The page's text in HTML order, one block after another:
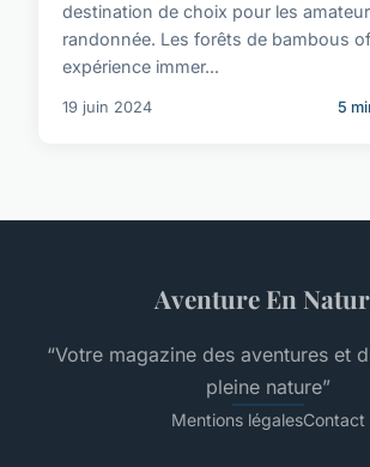
destination de choix pour les
randonnée. Les forêts de bambous
expérience immer...
19 juin 2024 5
Aventure En
“Votre magazine des aventures et
pleine nature”
Mentions légalesContact